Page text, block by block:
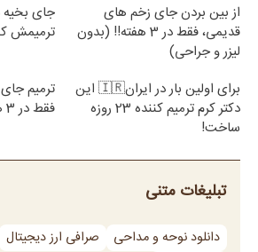
از بین بردن جای زخم های
قدیمی، فقط در 3 هفته!! (بدون
لیزر و جراحی)
ترمیمش
برای اولین بار در ایران🇮🇷 این
دکتر کرم ترمیم کننده 23 روزه
ساخت!
ترمیم
فقط در 3 هفته!!😍
تبلیغات متنی
دانلود نوحه و مداحی صرافی ارز دیجیتال